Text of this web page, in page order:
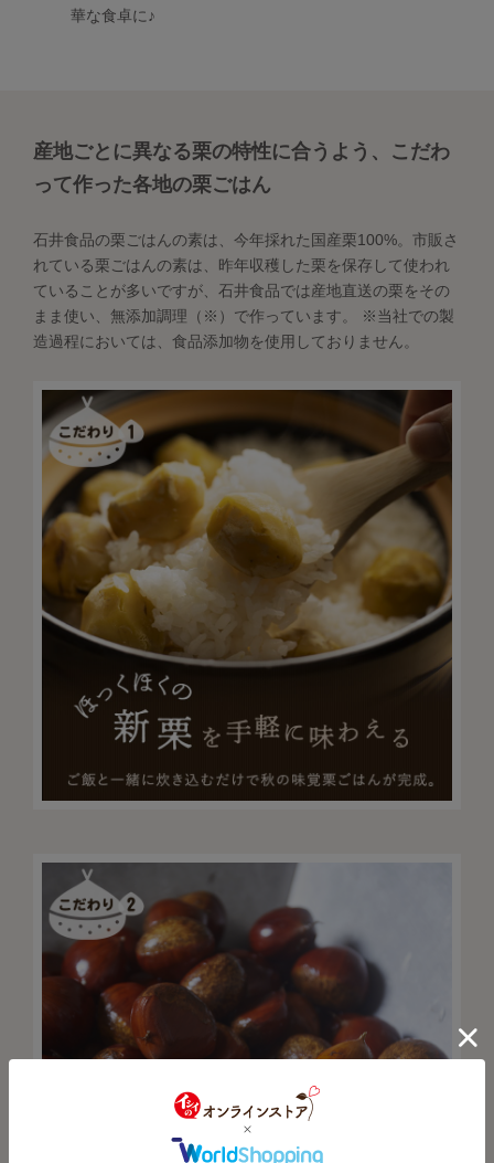
華な食卓に♪
産地ごとに異なる栗の特性に合うよう、こだわ
って作った各地の栗ごはん
石井食品の栗ごはんの素は、今年採れた国産栗100%。市販さ
れている栗ごはんの素は、昨年収穫した栗を保存して使われ
ていることが多いですが、石井食品では産地直送の栗をその
まま使い、無添加調理（※）で作っています。 ※当社での製
造過程においては、食品添加物を使用しておりません。